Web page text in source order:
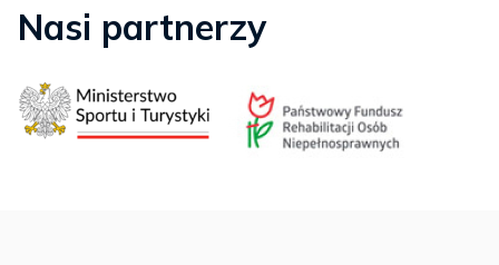
Nasi partnerzy